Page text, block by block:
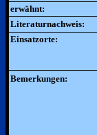
erwähnt:
Literaturnachweis:
Einsatzorte:
Bemerkungen: